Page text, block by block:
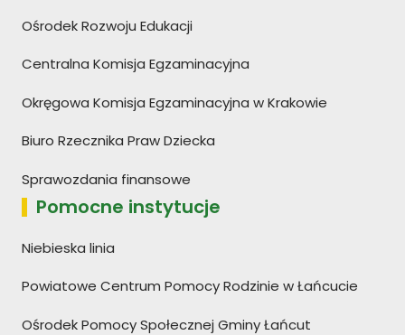
Ośrodek Rozwoju Edukacji
Centralna Komisja Egzaminacyjna
Okręgowa Komisja Egzaminacyjna w Krakowie
Biuro Rzecznika Praw Dziecka
Sprawozdania finansowe
Pomocne instytucje
Niebieska linia
Powiatowe Centrum Pomocy Rodzinie w Łańcucie
Ośrodek Pomocy Społecznej Gminy Łańcut